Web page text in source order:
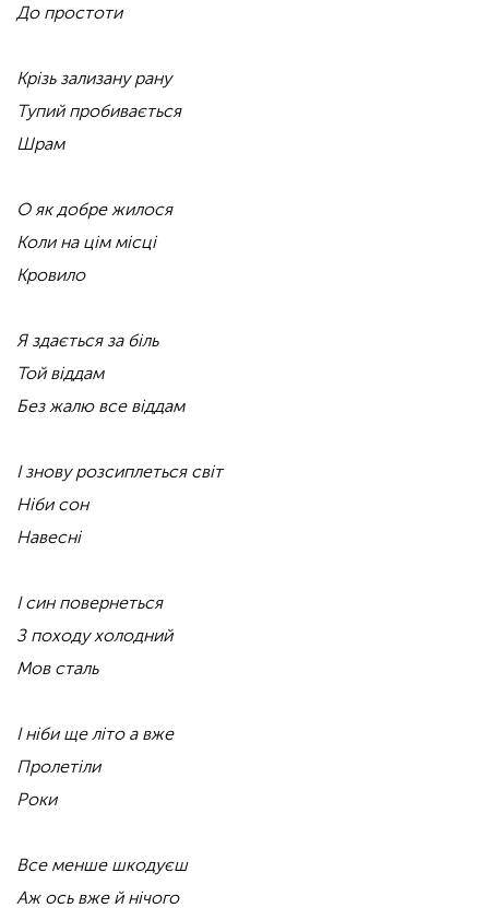
До простоти
Крізь зализану рану
Тупий пробивається
Шрам
О як добре жилося
Коли на цім місці
Кровило
Я здається за біль
Той віддам
Без жалю все віддам
І знову розсиплеться світ
Ніби сон
Навесні
І син повернеться
З походу холодний
Мов сталь
І ніби ще літо а вже
Пролетіли
Роки
Все менше шкодуєш
Аж ось вже й нічого